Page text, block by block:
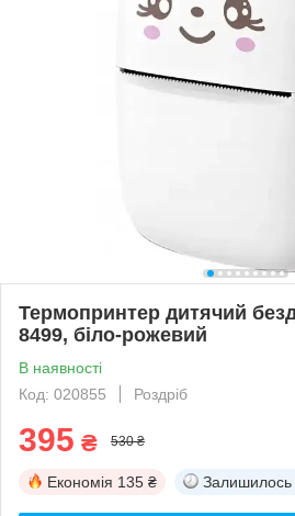
Термопринтер дитячий
8499, біло-рожевий
В наявності
Код: 020855
Роздріб
395 ₴ 530 ₴
Економія 135 ₴ Залишилось